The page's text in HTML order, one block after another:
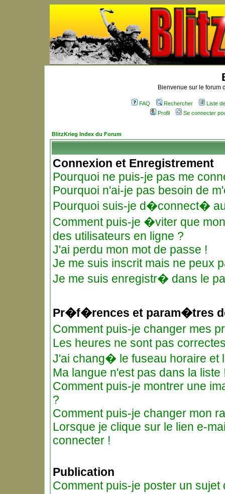
Bienvenue sur le forum
FAQ Rechercher
Liste
Profil
Se connecter
BlitzKrieg Index du Forum
Connexion et Enregistrement
Pourquoi ne puis-je pas me
Pourquoi n'ai-je pas besoin de
Pourquoi suis-je d�connect�
Comment puis-je �viter que
des utilisateurs en ligne ?
J'ai perdu mon mot de passe !
Je me suis inscrit mais ne peux
Je me suis enregistr� dans le
Pr�f�rences et param�tres
Comment puis-je changer mes
Les heures ne sont pas
J'ai chang� le fuseau horaire et
Ma langue n'est pas dans la liste
Comment puis-je montrer une
?
Comment puis-je changer mon
Lorsque je clique sur le lien e-
connecter !
Publication
Comment puis-je poster un sujet